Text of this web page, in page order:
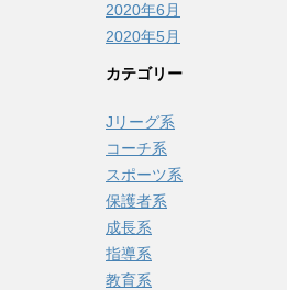
2020年6月
2020年5月
カテゴリー
Jリーグ系
コーチ系
スポーツ系
保護者系
成長系
指導系
教育系